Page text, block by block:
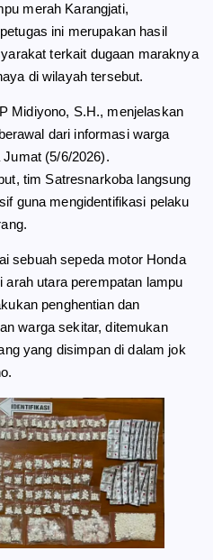
merah Karangjati,
ini merupakan hasil
terkait dugaan maraknya
di wilayah tersebut.
Midiyono, S.H., menjelaskan
dari informasi warga
(5/6/2026).
tim Satresnarkoba langsung
guna mengidentifikasi pelaku
sebuah sepeda motor Honda
utara perempatan lampu
penghentian dan
warga sekitar, ditemukan
yang disimpan di dalam jok